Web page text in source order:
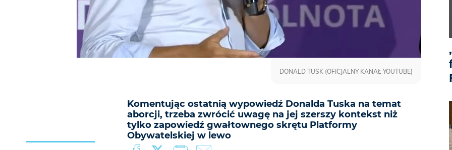
Komentując ostatnią wypowiedź Donalda Tuska na temat
aborcji, trzeba zwrócić uwagę na jej szerszy kontekst niż
tylko zapowiedź gwałtownego skrętu Platformy
Obywatelskiej w lewo
DONALD TUSK (OFICJALNY KANAŁ YOUTUBE)